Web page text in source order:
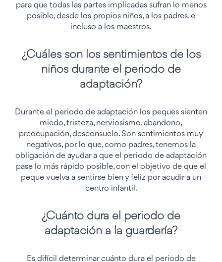
para que todas las partes implicadas sufran lo menos
posible, desde los propios niños, a los padres, e
incluso a los maestros.
¿Cuáles son los sentimientos de los
niños durante el periodo de
adaptación?
Durante el periodo de adaptación los peques sienten
miedo, tristeza, nerviosismo, abandono,
preocupación, desconsuelo. Son sentimientos muy
negativos, por lo que, como padres, tenemos la
obligación de ayudar a que el periodo de adaptación
pase lo más rápido posible, con el objetivo de que el
peque vuelva a sentirse bien y feliz por acudir a un
centro infantil.
¿Cuánto dura el periodo de
adaptación a la guardería?
Es difícil determinar cuánto dura el periodo de